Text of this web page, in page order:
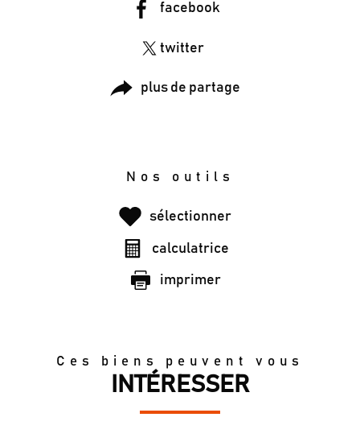
facebook
twitter
plus de partage
Nos outils
sélectionner
calculatrice
imprimer
Ces biens peuvent vous
INTÉRESSER